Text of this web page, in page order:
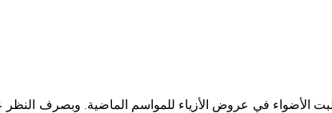
الأضواء في عروض الأزياء للمواسم الماضية. وبصرف